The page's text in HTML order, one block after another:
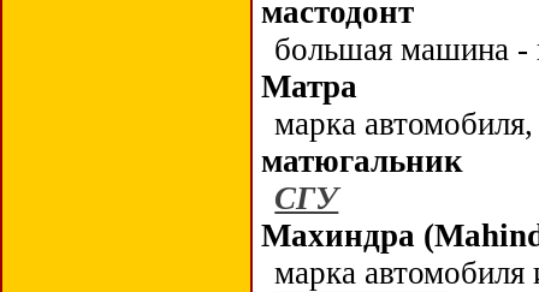
мастодонт
большая машина -
Матра
марка
матюгальник
СГУ
Махиндра
марка